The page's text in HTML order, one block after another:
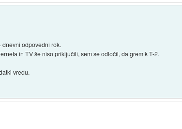
dnevni odpovedni rok.
in TV še niso priključili, sem se odločil, da grem k T-2.
vredu.